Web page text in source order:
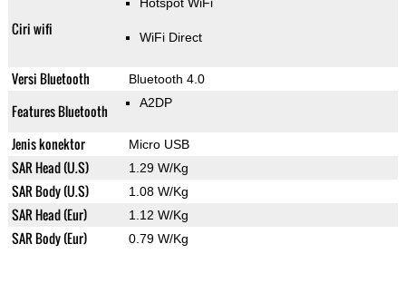
Ciri wifi WiFi Direct
Versi Bluetooth Bluetooth 4.0
Features Bluetooth A2DP
Jenis konektor Micro USB
SAR Head (U.S) 1.29 W/Kg
SAR Body (U.S) 1.08 W/Kg
SAR Head (Eur) 1.12 W/Kg
SAR Body (Eur) 0.79 W/Kg